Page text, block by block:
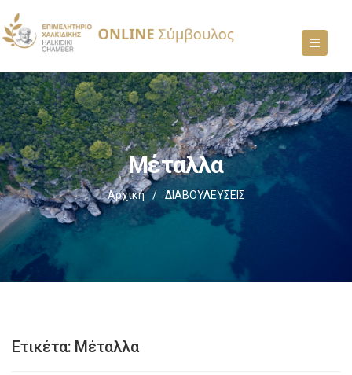
Μέταλλα
Αρχική / ΔΙΑΒΟΥΛΕΥΣΕΙΣ
Ετικέτα: Μέταλλα